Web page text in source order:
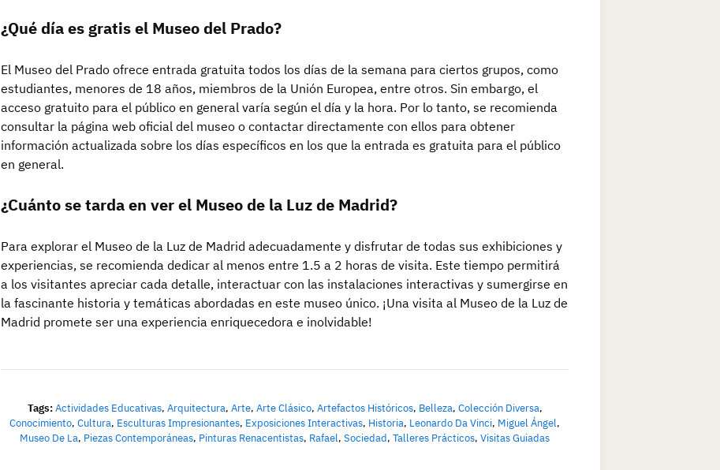
¿Qué día es gratis el Museo del Prado?
El Museo del Prado ofrece entrada gratuita todos los días de la semana para ciertos grupos, como
estudiantes, menores de 18 años, miembros de la Unión Europea, entre otros. Sin embargo, el
acceso gratuito para el público en general varía según el día y la hora. Por lo tanto, se recomienda
consultar la página web oficial del museo o contactar directamente con ellos para obtener
información actualizada sobre los días específicos en los que la entrada es gratuita para el público
en general.
¿Cuánto se tarda en ver el Museo de la Luz de Madrid?
Para explorar el Museo de la Luz de Madrid adecuadamente y disfrutar de todas sus exhibiciones y
experiencias, se recomienda dedicar al menos entre 1.5 a 2 horas de visita. Este tiempo permitirá
a los visitantes apreciar cada detalle, interactuar con las instalaciones interactivas y sumergirse en
la fascinante historia y temáticas abordadas en este museo único. ¡Una visita al Museo de la Luz de
Madrid promete ser una experiencia enriquecedora e inolvidable!
Tags: Actividades Educativas, Arquitectura, Arte, Arte Clásico, Artefactos Históricos, Belleza, Colección Diversa,
Conocimiento, Cultura, Esculturas Impresionantes, Exposiciones Interactivas, Historia, Leonardo Da Vinci, Miguel Ángel,
Museo De La, Piezas Contemporáneas, Pinturas Renacentistas, Rafael, Sociedad, Talleres Prácticos, Visitas Guiadas